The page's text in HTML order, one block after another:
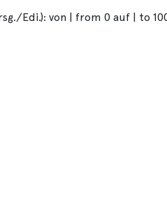
Edi.): von | from 0 auf | to